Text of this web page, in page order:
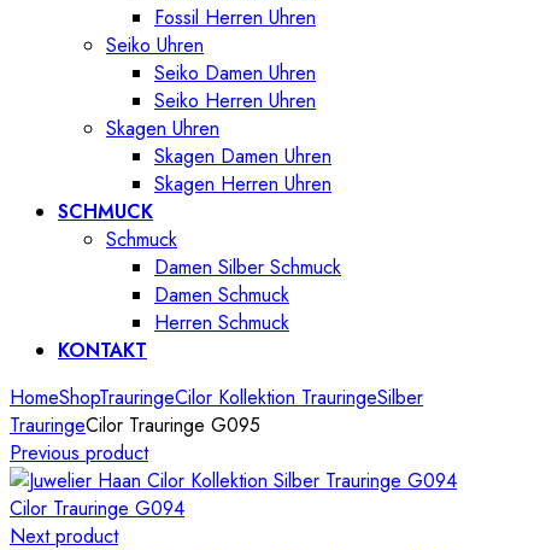
Fossil Herren Uhren
Seiko Uhren
Seiko Damen Uhren
Seiko Herren Uhren
Skagen Uhren
Skagen Damen Uhren
Skagen Herren Uhren
SCHMUCK
Schmuck
Damen Silber Schmuck
Damen Schmuck
Herren Schmuck
KONTAKT
HomeShopTrauringeCilor Kollektion TrauringeSilber
TrauringeCilor Trauringe G095
Previous product
Cilor Trauringe G094
Next product